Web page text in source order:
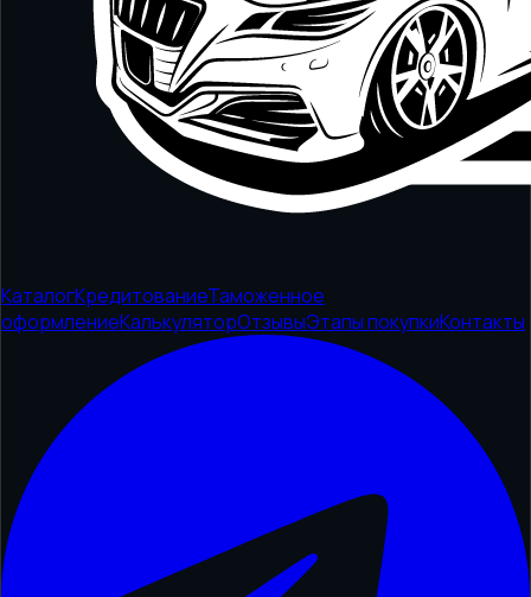
КаталогКредитованиеТаможенное
оформлениеКалькуляторОтзывыЭтапы покупкиКонтакты